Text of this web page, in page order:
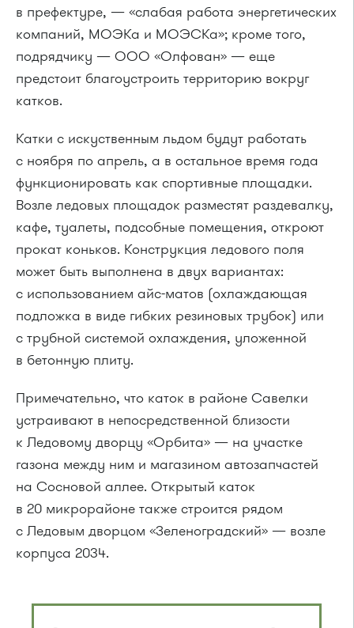
в префектуре, — «слабая работа энергетических
компаний, МОЭКа и МОЭСКа»; кроме того,
подрядчику — ООО «Олфован» — еще
предстоит благоустроить территорию вокруг
катков.
Катки с искуственным льдом будут работать
с ноября по апрель, а в остальное время года
функционировать как спортивные площадки.
Возле ледовых площадок разместят раздевалку,
кафе, туалеты, подсобные помещения, откроют
прокат коньков. Конструкция ледового поля
может быть выполнена в двух вариантах:
с использованием айс-матов (охлаждающая
подложка в виде гибких резиновых трубок) или
с трубной системой охлаждения, уложенной
в бетонную плиту.
Примечательно, что каток в районе Савелки
устраивают в непосредственной близости
к Ледовому дворцу «Орбита» — на участке
газона между ним и магазином автозапчастей
на Сосновой аллее. Открытый каток
в 20 микрорайоне также строится рядом
с Ледовым дворцом «Зеленоградский» — возле
корпуса 2034.